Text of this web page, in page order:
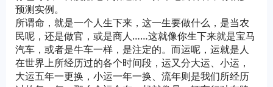
预测实例。
所谓命，就是一个人生下来，这一生要做什么，是当农
民呢，还是做官，或是商人……这就像你生下来就是宝马
汽车，或者是牛车一样，是注定的。而运呢，运就是人
在世界上所经历过的各个时间段，运又分大运、小运，
大运五年一更换，小运一年一换、流年则是我们所经历